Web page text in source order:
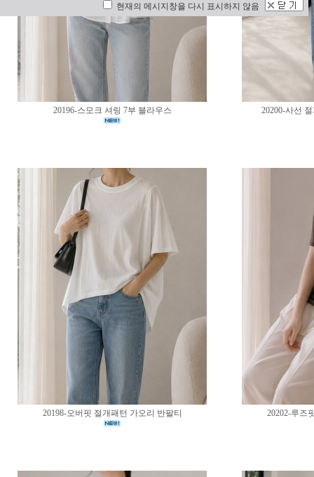
20196-스모크 셔링 7부 블라우스 20200-사선
20198-오버핏 절개패턴 가오리 반팔티 20202-루즈
현재의 메시지창을 다시 표시하지 않음